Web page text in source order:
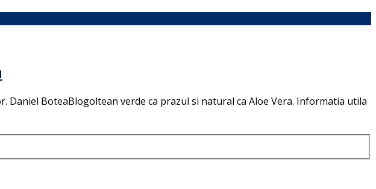
BoteaBlogoltean verde ca prazul si natural ca Aloe Vera. Informatia utila